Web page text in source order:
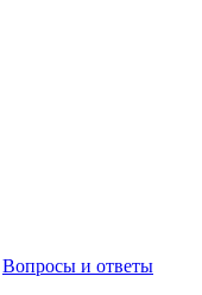
Вопросы и ответы